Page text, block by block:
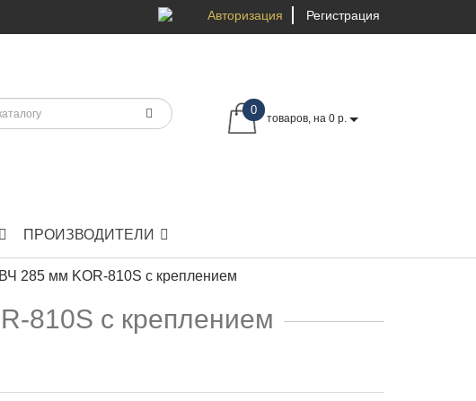
Авторизация Регистрация
0
товаров, на 0 р.
ПРОИЗВОДИТЕЛИ
285 мм KOR-810S с креплением
810S с креплением